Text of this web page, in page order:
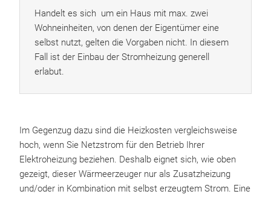
Handelt es sich um ein Haus mit max. zwei
Wohneinheiten, von denen der Eigentümer eine
selbst nutzt, gelten die Vorgaben nicht. In diesem
Fall ist der Einbau der Stromheizung generell
erlabut.
Im Gegenzug dazu sind die Heizkosten vergleichsweise
hoch, wenn Sie Netzstrom für den Betrieb Ihrer
Elektroheizung beziehen. Deshalb eignet sich, wie oben
gezeigt, dieser Wärmeerzeuger nur als Zusatzheizung
und/oder in Kombination mit selbst erzeugtem Strom. Eine